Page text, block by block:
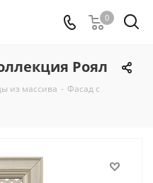
0
Роял
из массива - Фасад с